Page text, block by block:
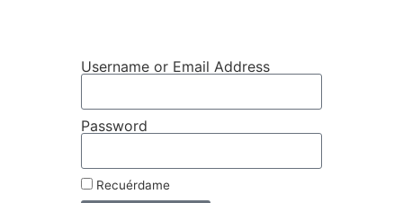
Username or Email Address
Password
Recuérdame